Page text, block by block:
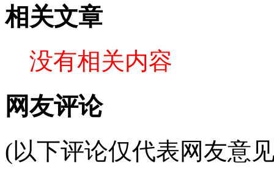
相关文章
没有相关内容
网友评论
(以下评论仅代表网友意